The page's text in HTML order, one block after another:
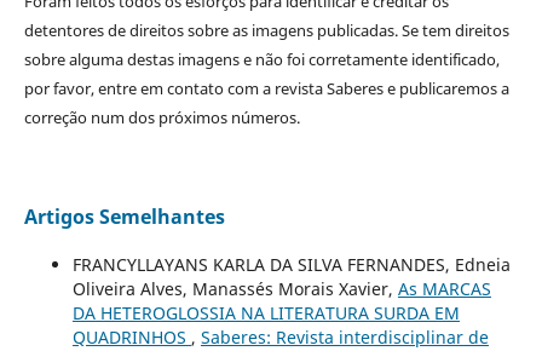
detentores de direitos sobre as imagens publicadas. Se tem direitos
sobre alguma destas imagens e não foi corretamente identificado,
por favor, entre em contato com a revista Saberes e publicaremos a
correção num dos próximos números.
Artigos Semelhantes
FRANCYLLAYANS KARLA DA SILVA FERNANDES, Edneia
Oliveira Alves, Manassés Morais Xavier, As MARCAS
DA HETEROGLOSSIA NA LITERATURA SURDA EM
QUADRINHOS , Saberes: Revista interdisciplinar de